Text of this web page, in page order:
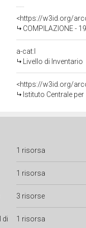
<https://w3id.org/
COMPILAZIONE -
a-cat:I
Livello di Inventario
<https://w3id.org/
Istituto Centrale
1 risorsa
1 risorsa
3 risorse
di 1 risorsa